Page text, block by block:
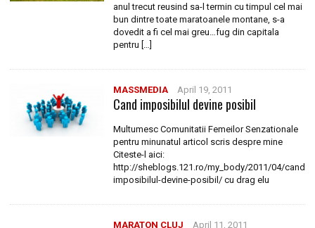
anul trecut reusind sa-l termin cu timpul cel mai
bun dintre toate maratoanele montane, s-a
dovedit a fi cel mai greu…fug din capitala
pentru […]
MASSMEDIA April 19, 2011
Cand imposibilul devine posibil
Multumesc Comunitatii Femeilor Senzationale
pentru minunatul articol scris despre mine
Citeste-l aici:
http://sheblogs.121.ro/my_body/2011/04/cand-
imposibilul-devine-posibil/ cu drag elu
MARATON CLUJ April 11, 2011